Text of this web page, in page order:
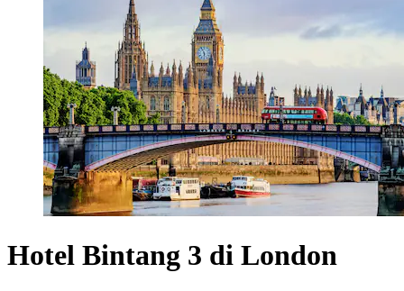
Hotel Bintang 3 di London